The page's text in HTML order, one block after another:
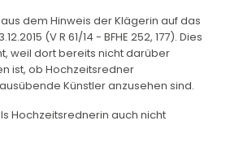
dem Hinweis der Klägerin auf das
(V R 61/14 - BFHE 252, 177). Dies
weil dort bereits nicht darüber
ist, ob Hochzeitsredner
Künstler anzusehen sind.
Hochzeitsrednerin auch nicht